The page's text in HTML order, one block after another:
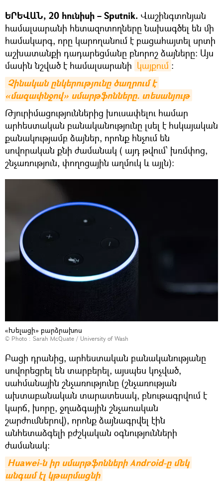
ԵՐԵՎԱՆ, 20 հունիսի – Sputnik. Վաշինգտոնյան
համալսարանի հետազոտողները նախագծել են մի
համակարգ, որը կարողանում է բացահայտել սրտի
աշխատանքի դադարեցմանը բնորոշ ձայները: Այս
մասին նշված է համալսարանի կայքում ։
Չինական ընկերությունը ծաղրում է
«մազափնջով» սմարթֆոնները. տեսանյութ
Թյուրիմացություններից խուսափելու համար
արհեստական բանականությունը լսել է հսկայական
քանակությամբ ձայներ, որոնք հնչում են
սովորական քնի ժամանակ ( այդ թվում՝ խռմփոց,
շնչառություն, փողոցային աղմուկ և այլն):
«Խելացի» բարձրախոս
© Photo : Sarah McQuate / University of Wash
Բացի դրանից, արհեստական բանականությանը
սովորեցրել են տարբերել, այսպես կոչված,
սահմանային շնչառությունը (շնչառության
ախտաբանական տարատեսակ, բնութագրվում է
կարճ, խորը, ջղաձգային շնչառական
շարժումներով), որոնք ձայնագրվել էին
անհետաձգելի բժշկական օգնությունների
ժամանակ:
Huawei-ն իր սմարթֆոնների Android-ը մեկ
անգամ էլ կթարմացնի